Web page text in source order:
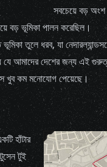
সবচেয়ে বড়
বড় ভূমিকা পালন করেছিল।
তুলে ধরব, যা
আমাদের দেশের জন্য এই
খুব কম মনোযোগ পেয়েছে।
হাঁটার
টুই